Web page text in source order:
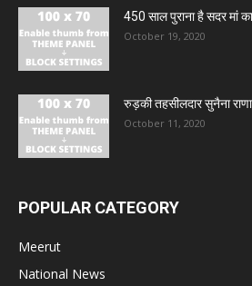
450 साल पुराना है सदर मां
October 19, 2020
रुड़की तहसीलदार सुनैना
October 11, 2020
POPULAR CATEGORY
Meerut
National News